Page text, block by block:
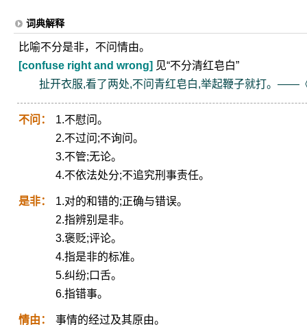
词典解释
比喻不分是非，不问情由。
[confuse right and wrong] 见“不分清红皂白”
扯开衣服,看了两处,不问青红皂白,举起鞭子就打。——
不问：
1.不慰问。
2.不过问;不询问。
3.不管;无论。
4.不依法处分;不追究刑事责任。
是非：
1.对的和错的;正确与错误。
2.指辨别是非。
3.褒贬;评论。
4.指是非的标准。
5.纠纷;口舌。
6.指错事。
情由： 事情的经过及其原由。